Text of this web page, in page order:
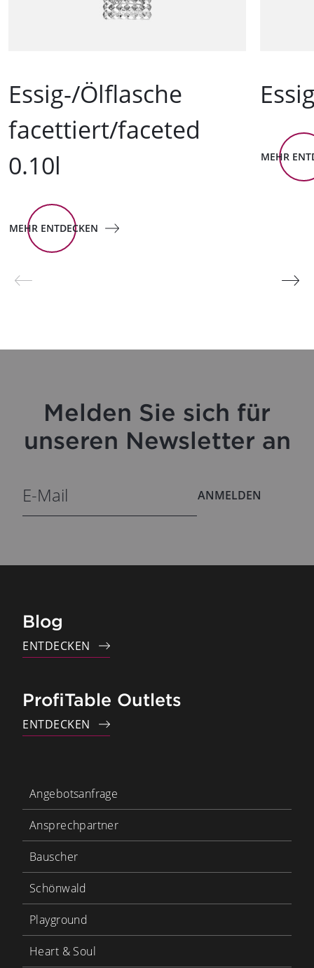
Essig-/Ölflasche
facettiert/faceted
0.10l
MEHR ENTDECKEN
MEHR
Melden Sie sich für
unseren Newsletter an
ANMELDEN
Blog
ENTDECKEN
ProfiTable Outlets
ENTDECKEN
Angebotsanfrage
Ansprechpartner
Bauscher
Schönwald
Playground
Heart & Soul